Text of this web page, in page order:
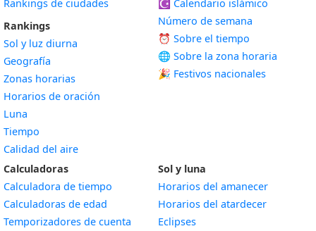
Rankings de ciudades
Rankings
Sol y luz diurna
Geografía
Zonas horarias
Horarios de oración
Luna
Tiempo
Calidad del aire
☪️ Calendario islámico
Número de semana
⏰ Sobre el tiempo
🌐 Sobre la zona horaria
🎉 Festivos nacionales
Calculadoras
Calculadora de tiempo
Calculadoras de edad
Temporizadores de cuenta
Sol y luna
Horarios del amanecer
Horarios del atardecer
Eclipses